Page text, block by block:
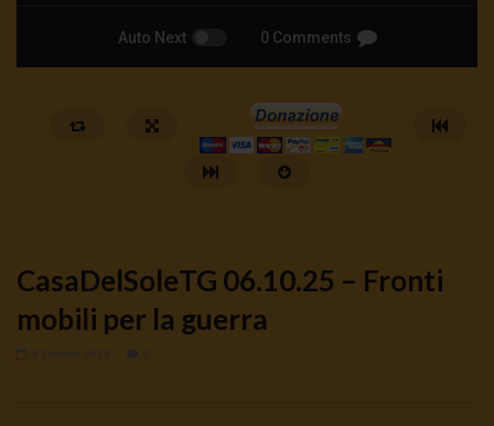
Auto Next 0 Comments
CasaDelSoleTG 06.10.25 – Fronti
mobili per la guerra